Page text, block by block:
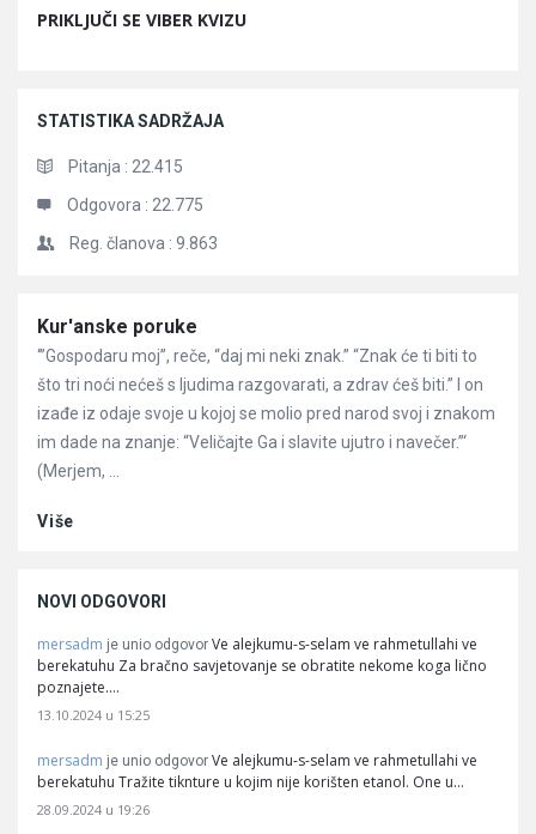
PRIKLJUČI SE VIBER KVIZU
STATISTIKA SADRŽAJA
Pitanja : 22.415
Odgovora : 22.775
Reg. članova : 9.863
Članci
Kur'anske poruke
‘”Gospodaru moj”, reče, “daj mi neki znak.” “Znak će ti biti to
što tri noći nećeš s ljudima razgovarati, a zdrav ćeš biti.” l on
izađe iz odaje svoje u kojoj se molio pred narod svoj i znakom
im dade na znanje: “Veličajte Ga i slavite ujutro i navečer.”‘
(Merjem, ...
Više
NOVI ODGOVORI
mersadm je unio odgovor Ve alejkumu-s-selam ve rahmetullahi ve
berekatuhu Za bračno savjetovanje se obratite nekome koga lično
poznajete.…
13.10.2024 u 15:25
mersadm je unio odgovor Ve alejkumu-s-selam ve rahmetullahi ve
berekatuhu Tražite tiknture u kojim nije korišten etanol. One u…
28.09.2024 u 19:26